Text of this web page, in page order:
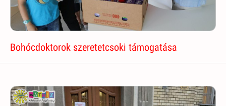
Bohócdoktorok szeretetcsoki támogatása